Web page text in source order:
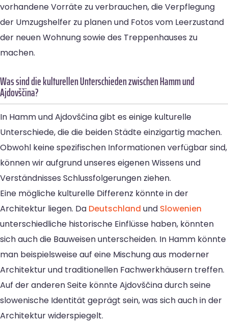
vorhandene Vorräte zu verbrauchen, die Verpflegung
der Umzugshelfer zu planen und Fotos vom Leerzustand
der neuen Wohnung sowie des Treppenhauses zu
machen.
Was sind die kulturellen Unterschieden zwischen Hamm und
Ajdovščina?
In Hamm und Ajdovščina gibt es einige kulturelle
Unterschiede, die die beiden Städte einzigartig machen.
Obwohl keine spezifischen Informationen verfügbar sind,
können wir aufgrund unseres eigenen Wissens und
Verständnisses Schlussfolgerungen ziehen.
Eine mögliche kulturelle Differenz könnte in der
Architektur liegen. Da Deutschland und Slowenien
unterschiedliche historische Einflüsse haben, könnten
sich auch die Bauweisen unterscheiden. In Hamm könnte
man beispielsweise auf eine Mischung aus moderner
Architektur und traditionellen Fachwerkhäusern treffen.
Auf der anderen Seite könnte Ajdovščina durch seine
slowenische Identität geprägt sein, was sich auch in der
Architektur widerspiegelt.